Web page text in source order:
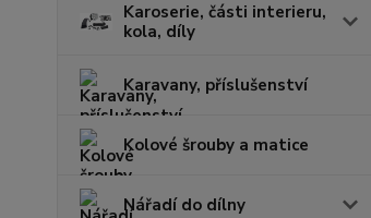
Karoserie, části interieru,
kola, díly
Karavany, příslušenství
Kolové šrouby a matice
Nářadí do dílny